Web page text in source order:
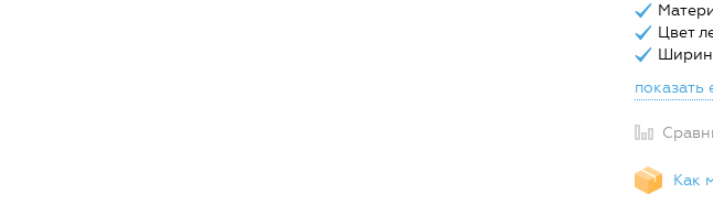
Цвет
показать
Как